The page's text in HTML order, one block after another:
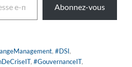
Abonnez-vous
, #DSI,
, #GouvernanceIT,